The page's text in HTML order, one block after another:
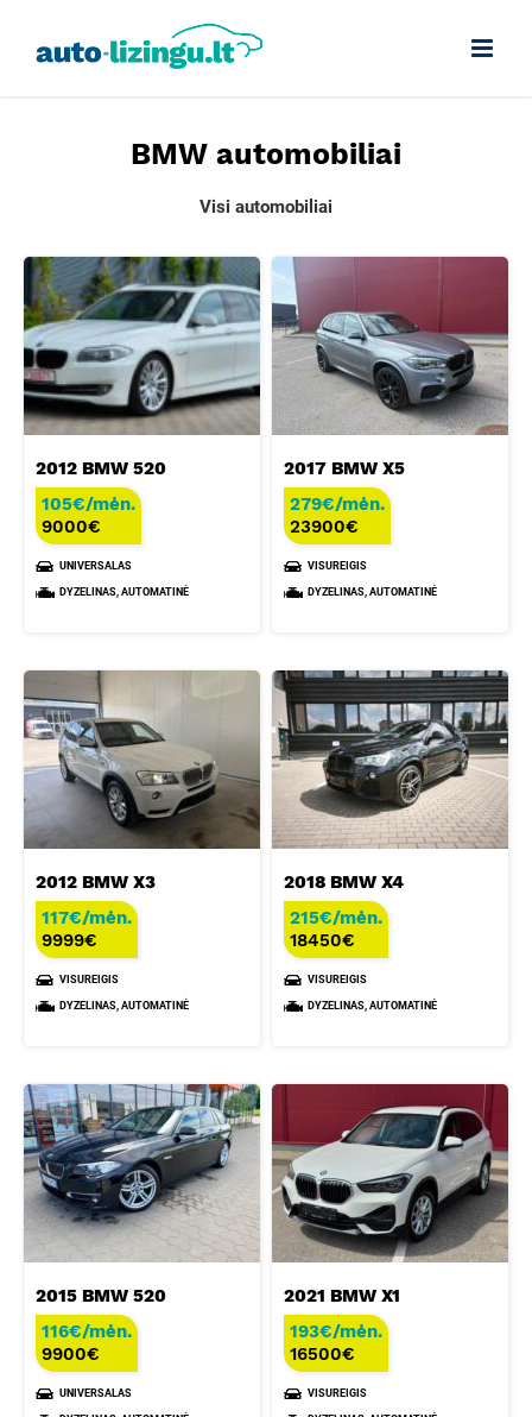
content
BMW automobiliai
Visi automobiliai
2012 BMW 520
105€/mėn.
9000€
UNIVERSALAS
DYZELINAS, AUTOMATINĖ
2017 BMW X5
279€/mėn.
23900€
VISUREIGIS
DYZELINAS, AUTOMATINĖ
2012 BMW X3
117€/mėn.
9999€
VISUREIGIS
DYZELINAS, AUTOMATINĖ
2018 BMW X4
215€/mėn.
18450€
VISUREIGIS
DYZELINAS, AUTOMATINĖ
2015 BMW 520
116€/mėn.
9900€
UNIVERSALAS
2021 BMW X1
193€/mėn.
16500€
VISUREIGIS